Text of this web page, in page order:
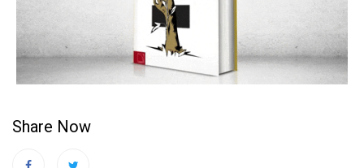
Share Now